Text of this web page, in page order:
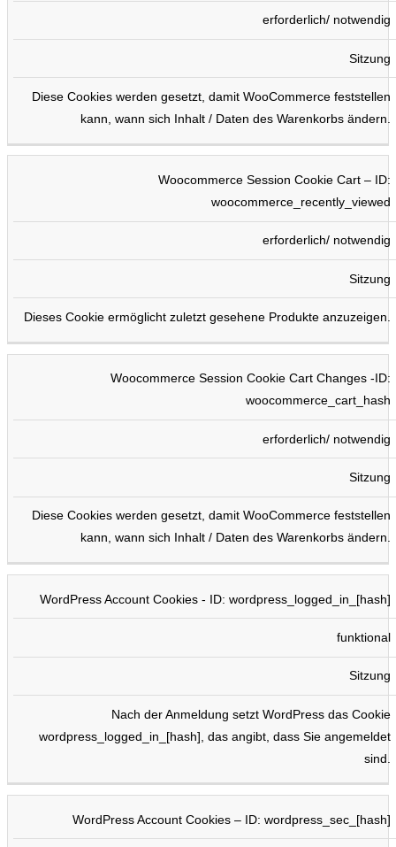
erforderlich/ notwendig
Sitzung
Diese Cookies werden gesetzt, damit WooCommerce feststellen
kann, wann sich Inhalt / Daten des Warenkorbs ändern.
Woocommerce Session Cookie Cart – ID:
woocommerce_recently_viewed
erforderlich/ notwendig
Sitzung
Dieses Cookie ermöglicht zuletzt gesehene Produkte anzuzeigen.
Woocommerce Session Cookie Cart Changes -ID:
woocommerce_cart_hash
erforderlich/ notwendig
Sitzung
Diese Cookies werden gesetzt, damit WooCommerce feststellen
kann, wann sich Inhalt / Daten des Warenkorbs ändern.
WordPress Account Cookies - ID: wordpress_logged_in_[hash]
funktional
Sitzung
Nach der Anmeldung setzt WordPress das Cookie
wordpress_logged_in_[hash], das angibt, dass Sie angemeldet
sind.
WordPress Account Cookies – ID: wordpress_sec_[hash]